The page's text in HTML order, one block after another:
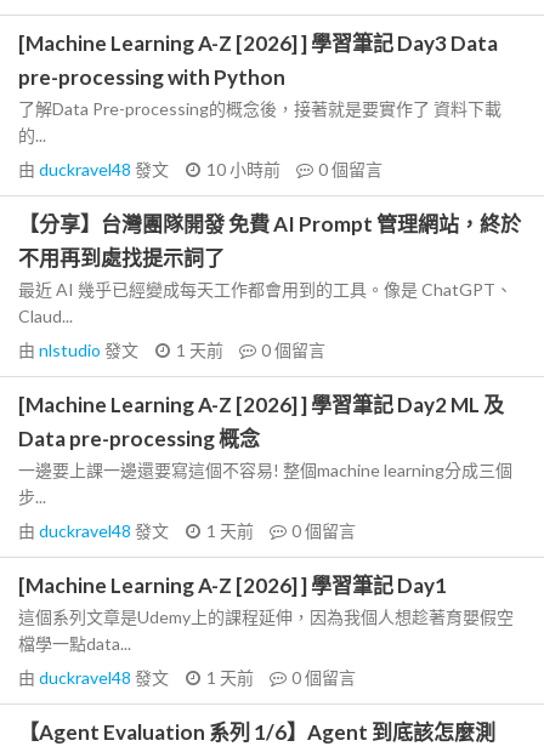
[Machine Learning A-Z [2026] ] 學習筆記 Day3 Data
pre-processing with Python
了解Data Pre-processing的概念後，接著就是要實作了 資料下載
的...
由 duckravel48 發文 10 小時前 0個留言
【分享】台灣團隊開發 免費 AI Prompt 管理網站，終於
不用再到處找提示詞了
最近 AI 幾乎已經變成每天工作都會用到的工具。像是 ChatGPT、
Claud...
由 nlstudio 發文 1 天前 0個留言
[Machine Learning A-Z [2026] ] 學習筆記 Day2 ML 及
Data pre-processing 概念
一邊要上課一邊還要寫這個不容易! 整個machine learning分成三個
步...
由 duckravel48 發文 1 天前 0個留言
[Machine Learning A-Z [2026] ] 學習筆記 Day1
這個系列文章是Udemy上的課程延伸，因為我個人想趁著育嬰假空
檔學一點data...
由 duckravel48 發文 1 天前 0個留言
【Agent Evaluation 系列 1/6】Agent 到底該怎麼測